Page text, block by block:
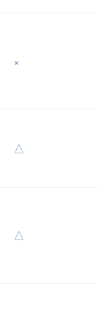
×
△
△